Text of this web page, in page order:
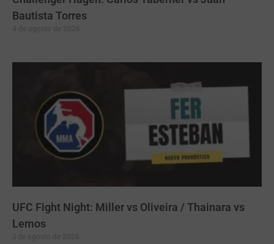
Bautista Torres
UFC Fight Night: Miller vs Oliveira / Thainara vs
Lemos